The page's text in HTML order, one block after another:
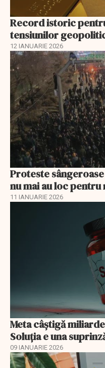
Record istoric
tensiunilor
12 IANUARIE 2026
Proteste
nu mai au loc
11 IANUARIE 2026
Meta câștigă
Soluția e una
09 IANUARIE 2026